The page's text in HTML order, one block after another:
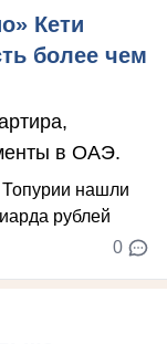
Кети
более чем
в ОАЭ.
0